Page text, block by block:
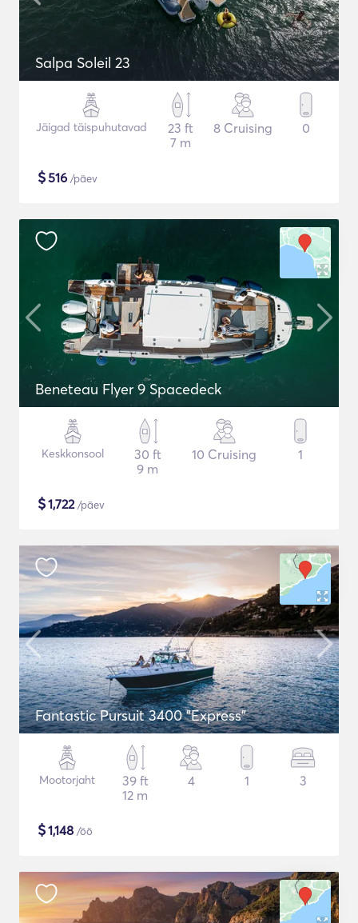
Salpa Soleil 23
Jäigad täispuhutavad
23 ft
7 m
8 Cruising 0
$516 /päev
Beneteau Flyer 9 Spacedeck
Keskkonsool
30 ft
9 m
10 Cruising 1
$1,722/päev
Fantastic Pursuit 3400 "Express"
Mootorjaht
39 ft
12 m
4 1 3
$1,148 /öö